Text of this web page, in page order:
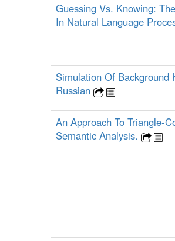
Guessing Vs. Knowing:
In Natural Language
Simulation Of Background
Russian
An Approach To Triangle-
Semantic Analysis.